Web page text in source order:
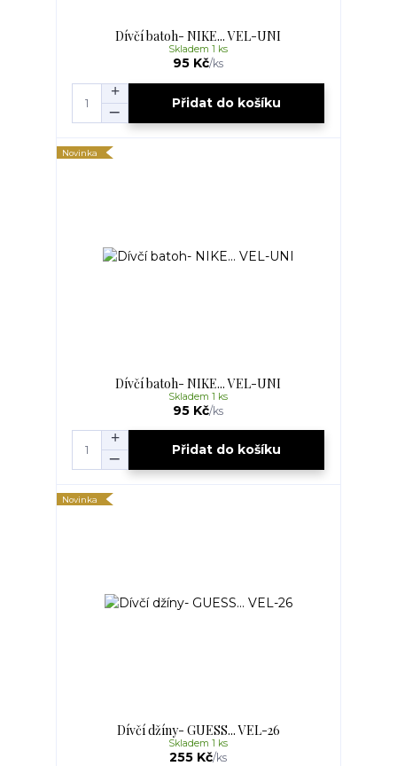
Dívčí batoh- NIKE... VEL-UNI
95 Kč/ks
Skladem 1 ks
Přidat do košíku
Novinka
Dívčí batoh- NIKE... VEL-UNI
95 Kč/ks
Skladem 1 ks
Přidat do košíku
Novinka
Dívčí džíny- GUESS... VEL-26
255 Kč/ks
Skladem 1 ks